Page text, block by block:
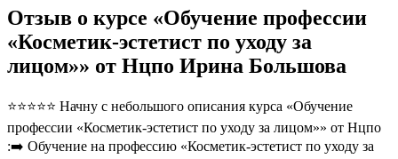
Отзыв о курсе «Обучение профессии
«Косметик-эстетист по уходу за
лицом»» от Нцпо Ирина Большова
⭐⭐⭐⭐⭐ Начну с небольшого описания курса «Обучение
профессии «Косметик-эстетист по уходу за лицом»» от Нцпо
:➡️ Обучение на профессию «Косметик-эстетист по уходу за